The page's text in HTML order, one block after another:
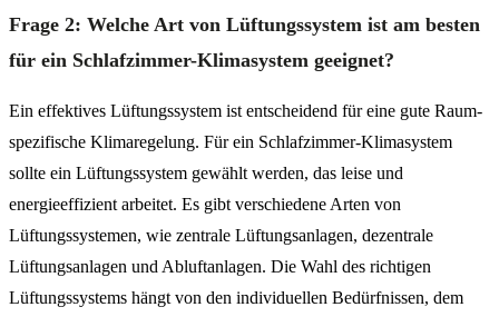
Frage 2: Welche Art von Lüftungssystem ist am besten
für ein Schlafzimmer-Klimasystem geeignet?
Ein effektives Lüftungssystem ist entscheidend für eine gute Raum-
spezifische Klimaregelung. Für ein Schlafzimmer-Klimasystem
sollte ein Lüftungssystem gewählt werden, das leise und
energieeffizient arbeitet. Es gibt verschiedene Arten von
Lüftungssystemen, wie zentrale Lüftungsanlagen, dezentrale
Lüftungsanlagen und Abluftanlagen. Die Wahl des richtigen
Lüftungssystems hängt von den individuellen Bedürfnissen, dem